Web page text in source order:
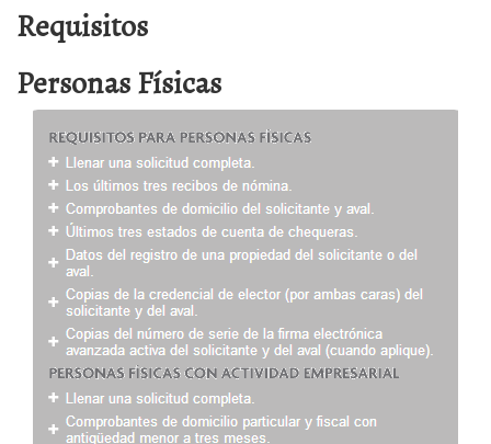
Requisitos
Personas Físicas